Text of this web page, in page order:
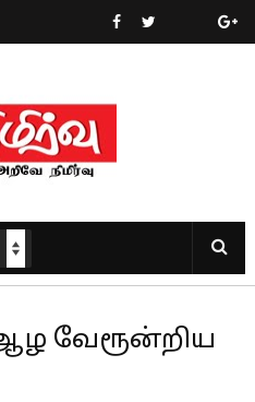
வேரூன்றிய